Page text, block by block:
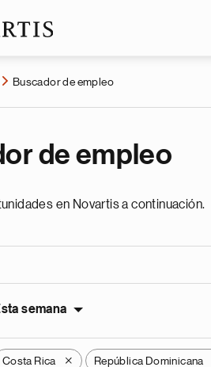
Buscador de empleo
de empleo
en Novartis a continuación.
semana
Costa Rica X República Dominicana